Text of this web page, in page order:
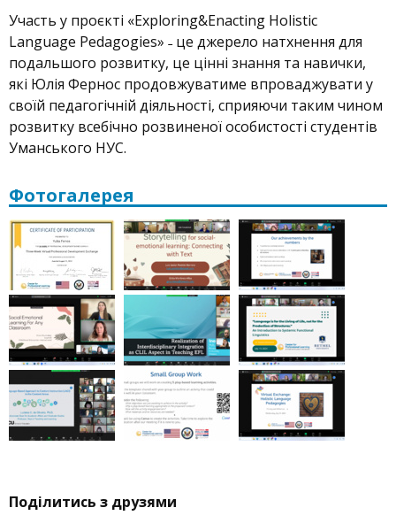
Участь у проєкті «Exploring&Enacting Holistic
Language Pedagogies» ˗ це джерело натхнення для
подальшого розвитку, це цінні знання та навички,
які Юлія Фернос продовжуватиме впроваджувати у
своїй педагогічній діяльності, сприяючи таким чином
розвитку всебічно розвиненої особистості студентів
Уманського НУС.
Фотогалерея
Поділитись з друзями